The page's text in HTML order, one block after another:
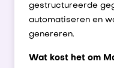
gestructureerde
automatiseren en
genereren.
Wat kost het om